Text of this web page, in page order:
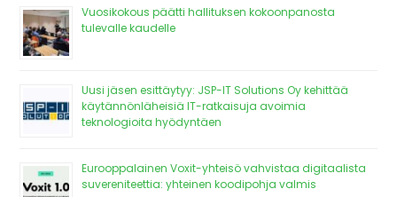
Vuosikokous päätti hallituksen kokoonpanosta
tulevalle kaudelle
Uusi jäsen esittäytyy: JSP-IT Solutions Oy kehittää
käytännönläheisiä IT-ratkaisuja avoimia
teknologioita hyödyntäen
Eurooppalainen Voxit-yhteisö vahvistaa digitaalista
suvereniteettia: yhteinen koodipohja valmis